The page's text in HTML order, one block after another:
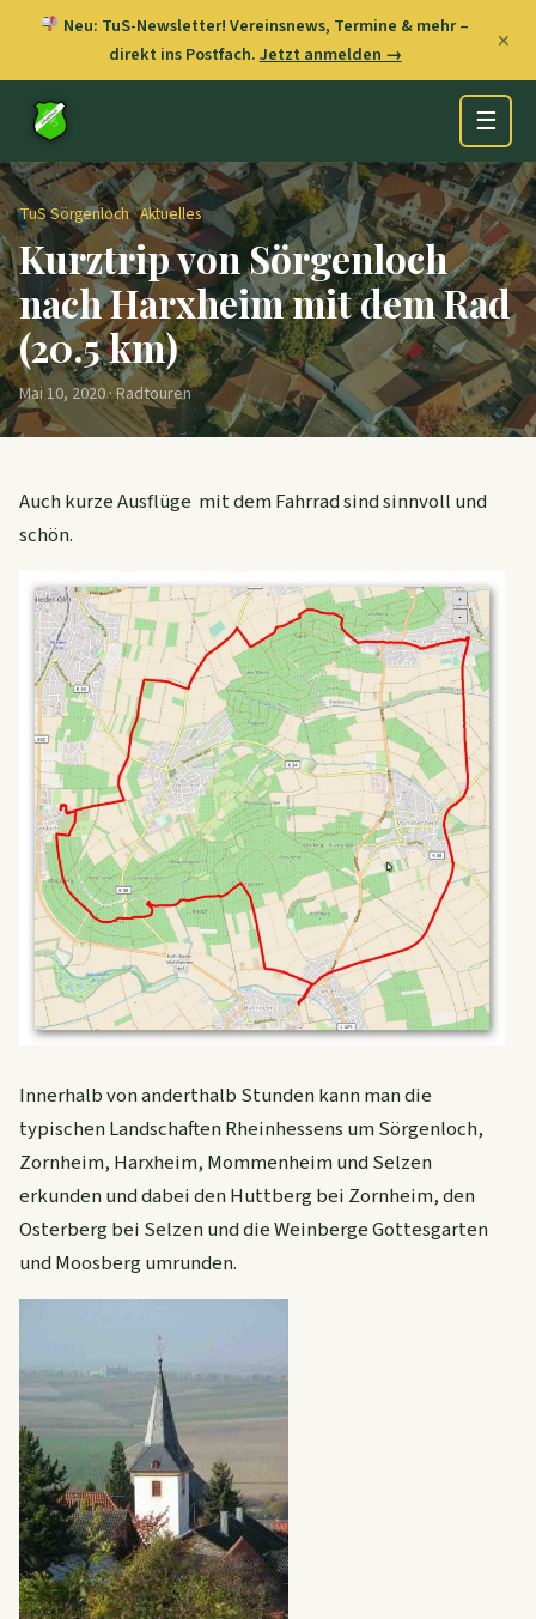
Neu: TuS-Newsletter! Vereinsnews, Termine & mehr –
direkt ins Postfach.Jetzt anmelden →
✕
☰
TuS Sörgenloch·Aktuelles
Kurztrip von Sörgenloch
nach Harxheim mit dem Rad
(20.5 km)
Mai 10, 2020 · Radtouren
Auch kurze Ausflüge mit dem Fahrrad sind sinnvoll und
schön.
Innerhalb von anderthalb Stunden kann man die
typischen Landschaften Rheinhessens um Sörgenloch,
Zornheim, Harxheim, Mommenheim und Selzen
erkunden und dabei den Huttberg bei Zornheim, den
Osterberg bei Selzen und die Weinberge Gottesgarten
und Moosberg umrunden.